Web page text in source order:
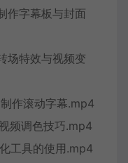
作字幕板与封面
场特效与视频变
作滚动字幕.mp4
频调色技巧.mp4
工具的使用.mp4